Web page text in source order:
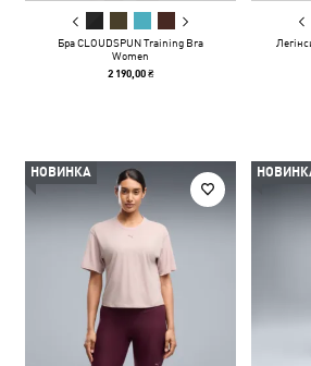
Бра CLOUDSPUN Training Bra
Women
2 190,00 ₴
НОВИНКА